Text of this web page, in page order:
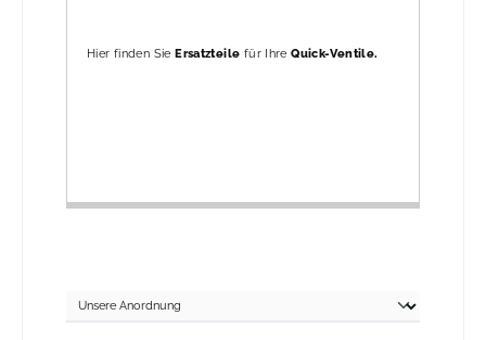
Hier finden SieErsatzteile für IhreQuick-Ventile.